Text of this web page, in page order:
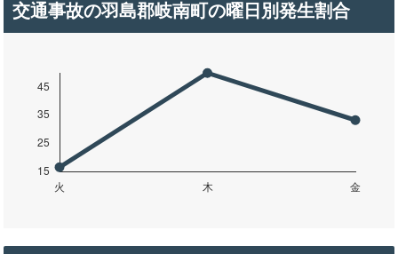
交通事故の羽島郡岐南町の曜日別発生割合